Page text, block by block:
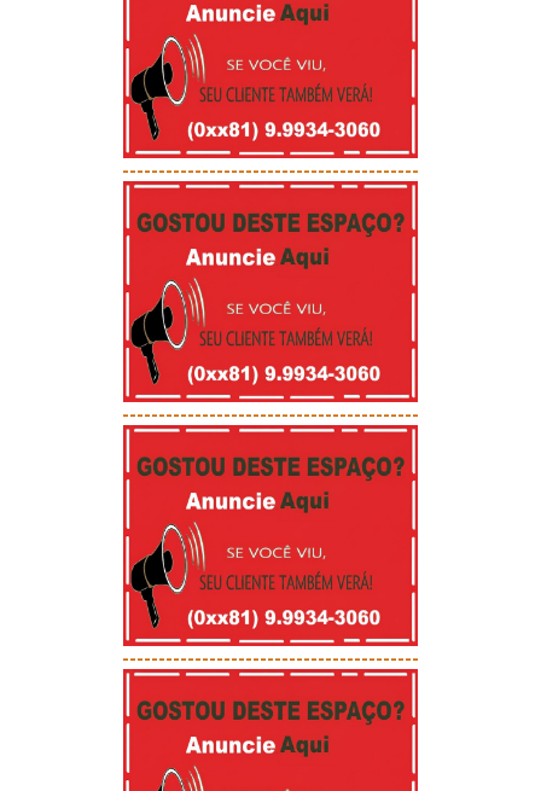
-----------------------------------------
-----------------------------------------
-----------------------------------------